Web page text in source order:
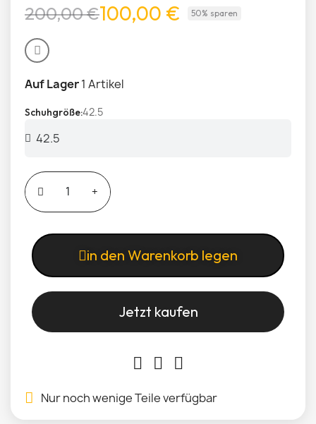
200,00 €100,00 € 50% sparen
Auf Lager1 Artikel
Schuhgröße42.5
in den Warenkorb legen
Jetzt kaufen
Nur noch wenige Teile verfügbar